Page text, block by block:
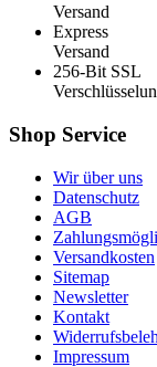
Versand
Express
Versand
256-Bit SSL
Shop Service
Wir über uns
Datenschutz
AGB
Versandkosten
Sitemap
Newsletter
Kontakt
Impressum